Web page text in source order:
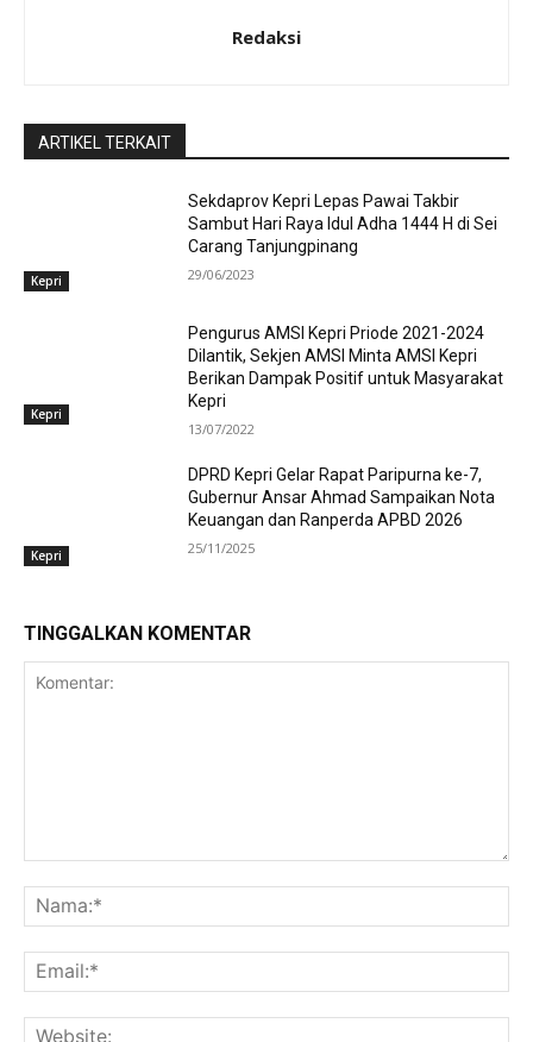
Redaksi
ARTIKEL TERKAIT
Kepri
Sekdaprov Kepri Lepas Pawai Takbir
Sambut Hari Raya Idul Adha 1444 H di Sei
Carang Tanjungpinang
29/06/2023
Kepri
Pengurus AMSI Kepri Priode 2021-2024
Dilantik, Sekjen AMSI Minta AMSI Kepri
Berikan Dampak Positif untuk Masyarakat
Kepri
13/07/2022
Kepri
DPRD Kepri Gelar Rapat Paripurna ke-7,
Gubernur Ansar Ahmad Sampaikan Nota
Keuangan dan Ranperda APBD 2026
25/11/2025
TINGGALKAN KOMENTAR